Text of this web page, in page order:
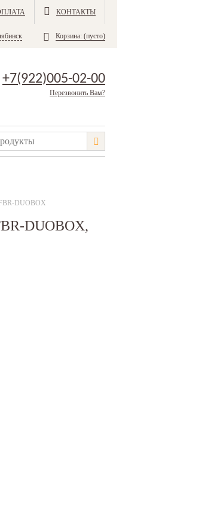
КОНТАКТЫ
Корзина: (пусто)
+7(922)005-02-00
Перезвонить Вам?
DUOBOX
DUOBOX,